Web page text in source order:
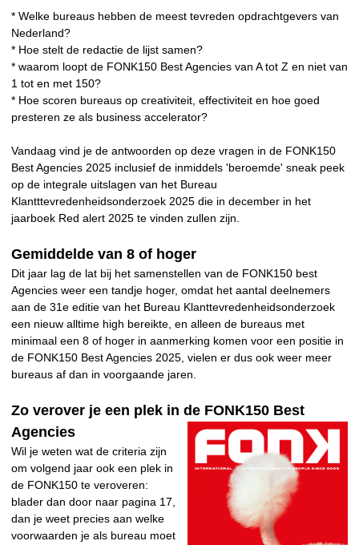
* Welke bureaus hebben de meest tevreden opdrachtgevers van
Nederland?
* Hoe stelt de redactie de lijst samen?
* waarom loopt de FONK150 Best Agencies van A tot Z en niet van
1 tot en met 150?
* Hoe scoren bureaus op creativiteit, effectiviteit en hoe goed
presteren ze als business accelerator?
Vandaag vind je de antwoorden op deze vragen in de FONK150
Best Agencies 2025 inclusief de inmiddels 'beroemde' sneak peek
op de integrale uitslagen van het Bureau
Klantttevredenheidsonderzoek 2025 die in december in het
jaarboek Red alert 2025 te vinden zullen zijn.
Gemiddelde van 8 of hoger
Dit jaar lag de lat bij het samenstellen van de FONK150 best
Agencies weer een tandje hoger, omdat het aantal deelnemers
aan de 31e editie van het Bureau Klanttevredenheidsonderzoek
een nieuw alltime high bereikte, en alleen de bureaus met
minimaal een 8 of hoger in aanmerking komen voor een positie in
de FONK150 Best Agencies 2025, vielen er dus ook weer meer
bureaus af dan in voorgaande jaren.
Zo verover je een plek in de FONK150 Best
Agencies
Wil je weten wat de criteria zijn
om volgend jaar ook een plek in
de FONK150 te veroveren:
blader dan door naar pagina 17,
dan je weet precies aan welke
voorwaarden je als bureau moet